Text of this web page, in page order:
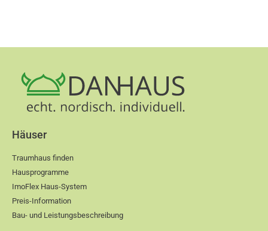
Häuser
Traumhaus finden
Hausprogramme
ImoFlex Haus-System
Preis-Information
Bau- und Leistungsbeschreibung